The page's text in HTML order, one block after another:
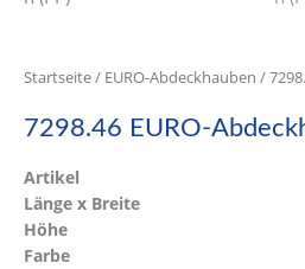
Startseite/ EURO-Abdeckhauben /
7298.46 EURO-
Artikel
Länge x Breite
Höhe
Farbe